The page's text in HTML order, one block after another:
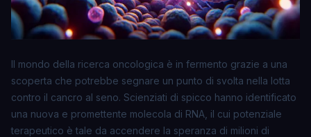
Il mondo della ricerca oncologica è in fermento grazie a una
scoperta che potrebbe segnare un punto di svolta nella lotta
contro il cancro al seno. Scienziati di spicco hanno identificato
una nuova e promettente molecola di RNA , il cui potenziale
terapeutico è tale da accendere la speranza di milioni di